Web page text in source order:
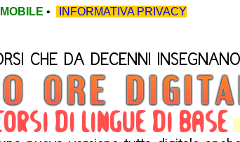
• INFORMATIVA PRIVACY